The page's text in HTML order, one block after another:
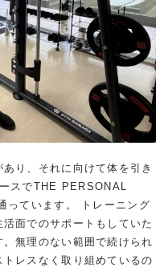
り、それに向けて体を引き
スでTHE PERSONAL
っています。 トレーニング
面でのサポートもしていた
無理のない範囲で続けられ
レスなく取り組めているの